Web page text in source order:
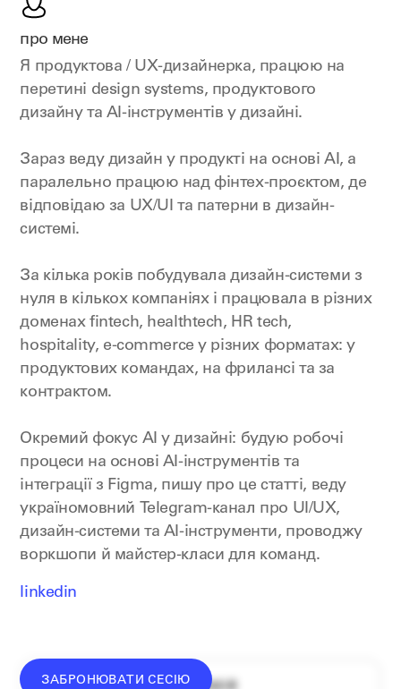
про мене
Я продуктова / UX-дизайнерка, працюю на
перетині design systems, продуктового
дизайну та AI-інструментів у дизайні.
Зараз веду дизайн у продукті на основі AI, а
паралельно працюю над фінтех-проєктом, де
відповідаю за UX/UI та патерни в дизайн-
системі.
За кілька років побудувала дизайн-системи з
нуля в кількох компаніях і працювала в різних
доменах fintech, healthtech, HR tech,
hospitality, e-commerce у різних форматах: у
продуктових командах, на фрилансі та за
контрактом.
Окремий фокус AI у дизайні: будую робочі
процеси на основі AI-інструментів та
інтеграції з Figma, пишу про це статті, веду
україномовний Telegram-канал про UI/UX,
дизайн-системи та AI-інструменти, проводжу
воркшопи й майстер-класи для команд.
linkedin
ЗАБРОНЮВАТИ СЕСІЮ